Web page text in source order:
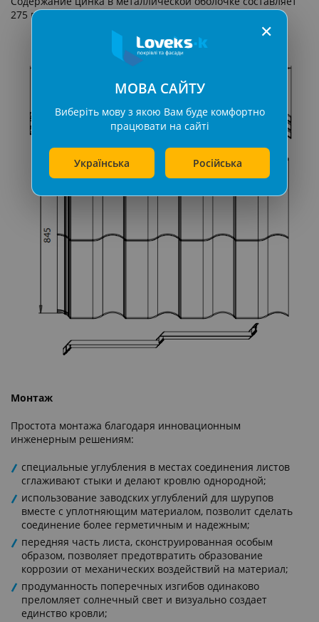
275 г/м².
Монтаж
Простота монтажа благодаря инновационным
инженерным решениям:
специальные углубления в местах соединения листов
сглаживают стыки и делают кровлю однородной;
использование заводских углублений для шурупов
вместе с уплотняющим материалом, позволит сделать
соединение более герметичным и надежным;
передняя часть листа, сконструированная особым
образом, позволяет предотвратить образование
коррозии от механических воздействий на материал;
продуманность поперечных изгибов одинаково
преломляет солнечный свет и визуально создает
единство кровли;
✕
МОВА САЙТУ
Виберіть мову з якою Вам буде комфортно
працювати на сайті
Українська Російська